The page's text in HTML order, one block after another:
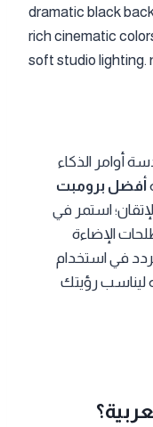
dramatic black
rich cinematic
soft studio lighting.
أوامر الذكاء
أفضل برومبت
استمر في
الإضاءة
في استخدام
ليناسب رؤيتك